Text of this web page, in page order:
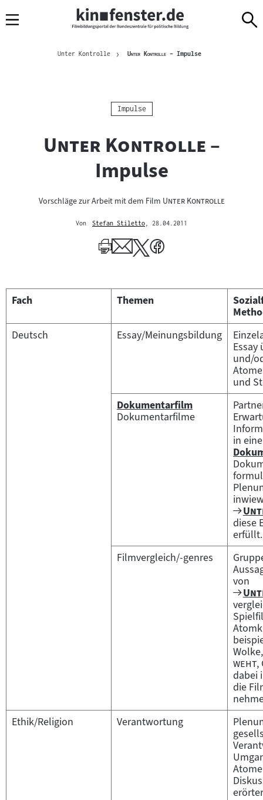
Navigation
zum
zur
Brotkrümelnavigation
Unter Kontrolle "
Unter Kontrolle"– ImpulseAktuelle Seite
Kategorie:
Impulse
"
Unter Kontrolle"–
Impulse
Vorschläge zur Arbeit mit dem Film "Unter Kontrolle"
Von
Stefan Stiletto
zum
Author
, 28.04.2011
Fach Themen
Deutsch
Essay/Meinungsbildung
Essay
und/
und
Zum
Inhalt:
Dokumentarfilm
Dokumentarfilme
in
Zum
Inhalt:
Zum
"
diese
erfüllt.
Filmvergleich/-genres
von
Zum
"
weht",
dabei
die
Ethik/Religion
Verantwortung